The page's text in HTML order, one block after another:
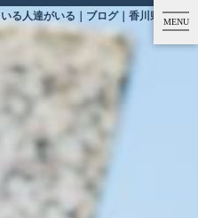
周りで故人の事を大切に思ってくれている人達がいる｜ブログ｜香川県高松市の木村石材
MENU